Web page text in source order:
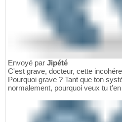
Envoyé par Jipété
C'est grave, docteur, cette
Pourquoi grave ? Tant que ton
normalement, pourquoi veux tu